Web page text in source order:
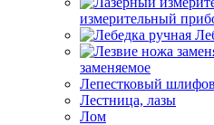
измерительный
заменяемое
Лепестковый
Лестница, лазы
Лом